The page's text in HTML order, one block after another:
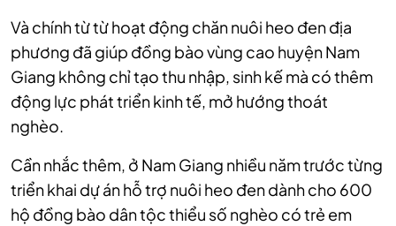
Và chính từ từ hoạt động chăn nuôi heo đen địa
phương đã giúp đồng bào vùng cao huyện Nam
Giang không chỉ tạo thu nhập, sinh kế mà có thêm
động lực phát triển kinh tế, mở hướng thoát
nghèo.
Cần nhắc thêm, ở Nam Giang nhiều năm trước từng
triển khai dự án hỗ trợ nuôi heo đen dành cho 600
hộ đồng bào dân tộc thiểu số nghèo có trẻ em